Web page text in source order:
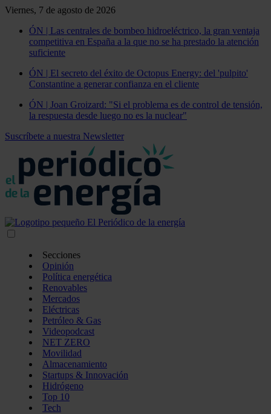
Viernes, 7 de agosto de 2026
ÓN | Las centrales de bombeo hidroeléctrico, la gran ventaja
competitiva en España a la que no se ha prestado la atención
suficiente
ÓN | El secreto del éxito de Octopus Energy: del 'pulpito'
Constantine a generar confianza en el cliente
ÓN | Joan Groizard: "Si el problema es de control de tensión,
la respuesta desde luego no es la nuclear"
Suscríbete a nuestra Newsletter
Secciones
Opinión
Política energética
Renovables
Mercados
Eléctricas
Petróleo & Gas
Videopodcast
NET ZERO
Movilidad
Almacenamiento
Startups & Innovación
Hidrógeno
Top 10
Tech